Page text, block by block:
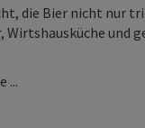
die Bier nicht nur
und
...